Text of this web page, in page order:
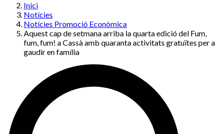
Inici
Notícies
Notícies Promoció Econòmica
Aquest cap de setmana arriba la quarta edició del Fum,
fum, fum! a Cassà amb quaranta activitats gratuïtes per a
gaudir en família